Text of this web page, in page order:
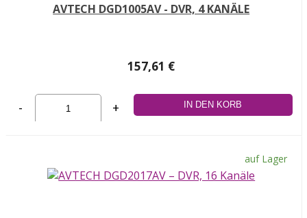
AVTECH DGD1005AV - DVR, 4 KANÄLE
157,61 €
- +
auf Lager